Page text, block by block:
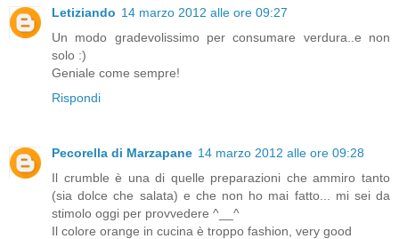
Letiziando 14 marzo 2012 alle ore 09:27
Un modo gradevolissimo per consumare verdura..e non
solo :)
Geniale come sempre!
Rispondi
Pecorella di Marzapane 14 marzo 2012 alle ore 09:28
Il crumble è una di quelle preparazioni che ammiro tanto
(sia dolce che salata) e che non ho mai fatto... mi sei da
stimolo oggi per provvedere ^__^
Il colore orange in cucina è troppo fashion, very good